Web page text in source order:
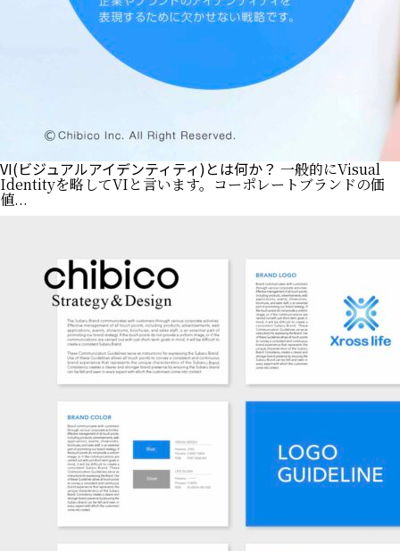
VI(ビジュアルアイデンティティ)とは何か？ 一般的にVisual
Identityを略してVIと言います。コーポレートブランドの価
値...